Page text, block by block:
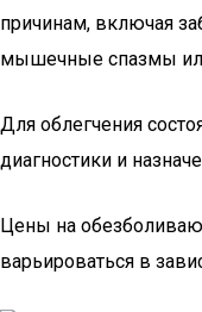
причинам, включая
мышечные спазмы
Для облегчения
диагностики и
Цены на
варьироваться в